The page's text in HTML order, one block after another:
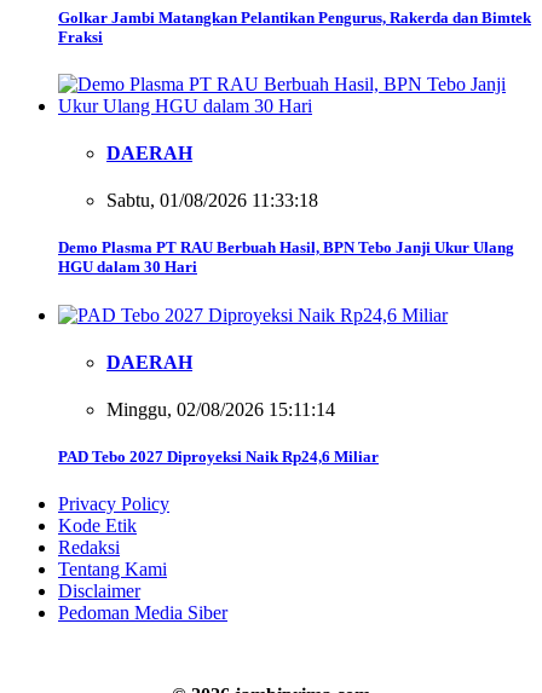
Golkar Jambi Matangkan Pelantikan Pengurus, Rakerda dan Bimtek
Fraksi
DAERAH
Sabtu, 01/08/2026 11:33:18
Demo Plasma PT RAU Berbuah Hasil, BPN Tebo Janji Ukur Ulang
HGU dalam 30 Hari
DAERAH
Minggu, 02/08/2026 15:11:14
PAD Tebo 2027 Diproyeksi Naik Rp24,6 Miliar
Privacy Policy
Kode Etik
Redaksi
Tentang Kami
Disclaimer
Pedoman Media Siber